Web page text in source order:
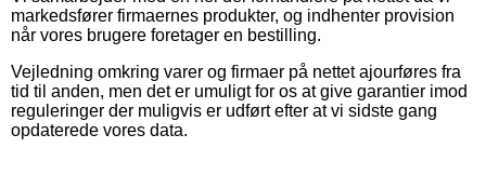
markedsfører firmaernes produkter, og indhenter provision
når vores brugere foretager en bestilling.
Vejledning omkring varer og firmaer på nettet ajourføres fra
tid til anden, men det er umuligt for os at give garantier imod
reguleringer der muligvis er udført efter at vi sidste gang
opdaterede vores data.